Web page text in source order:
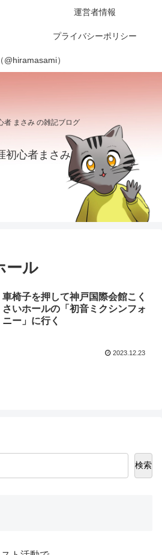
者 まさみ の雑記ブログ
初心者まさみ
運営者情報
プライバシーポリシー
@hiramasami）
ール
車椅子を押して神戸国際会館こく
さいホールの「初音ミクシンフォ
ニー」に行く
2023.12.23
検索